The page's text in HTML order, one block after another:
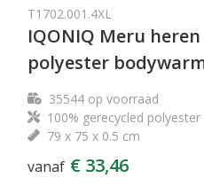
T1702.001.4XL
IQONIQ Meru
polyester
35544op voorraad
100% gerecycled polyester
79 x 75 x 0.5 cm
vanaf € 33,46